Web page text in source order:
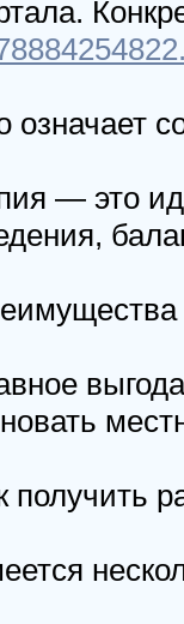
означает
— это
получить